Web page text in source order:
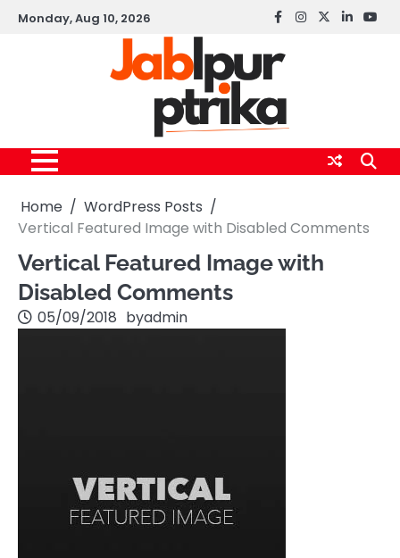
SkipMonday, Aug 10, 2026 Facebook
instagram
twitterlinkedin
Home
WordPress Posts
Vertical Featured Image with Disabled Comments
Vertical Featured Image with
Disabled Comments
05/09/2018 byadmin